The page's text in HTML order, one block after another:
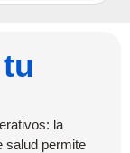
la
salud permite